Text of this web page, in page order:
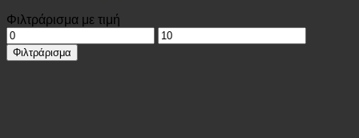
Φιλτράρισμα με τιμή
Ελάχιστη
τιμή
Μέγιστη
τιμή
Φιλτράρισμα